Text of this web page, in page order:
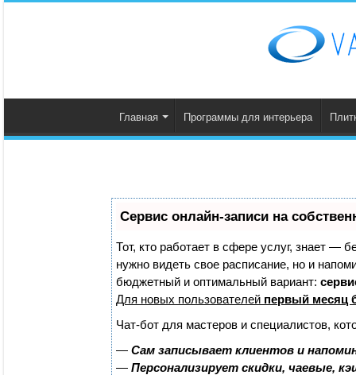
Главная Программы для интерьера
Сервис онлайн-записи на
Тот, кто работает в сфере услуг, знает —
нужно видеть свое расписание, но и
бюджетный и оптимальный вариант:
Для новых пользователей первый месяц
Чат-бот для мастеров и специалистов,
— Сам записывает клиентов и
— Персонализирует скидки, чаевые,